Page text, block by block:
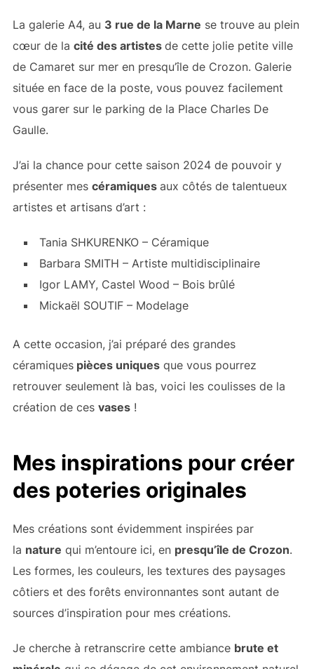
La galerie A4, au 3 rue de la Marne se trouve au plein
cœur de la cité des artistes de cette jolie petite ville
de Camaret sur mer en presqu’île de Crozon. Galerie
située en face de la poste, vous pouvez facilement
vous garer sur le parking de la Place Charles De
Gaulle.
J’ai la chance pour cette saison 2024 de pouvoir y
présenter mes céramiques aux côtés de talentueux
artistes et artisans d’art :
Tania SHKURENKO – Céramique
Barbara SMITH – Artiste multidisciplinaire
Igor LAMY, Castel Wood – Bois brûlé
Mickaël SOUTIF – Modelage
A cette occasion, j’ai préparé des grandes
céramiquespièces uniquesque vous pourrez
retrouver seulement là bas, voici les coulisses de la
création de ces vases!
Mes inspirations pour créer
des poteries originales
Mes créations sont évidemment inspirées par
la nature qui m’entoure ici, en presqu’île de Crozon.
Les formes, les couleurs, les textures des paysages
côtiers et des forêts environnantes sont autant de
sources d’inspiration pour mes créations.
Je cherche à retranscrire cette ambiance brute et